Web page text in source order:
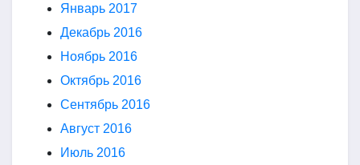
Январь 2017
Декабрь 2016
Ноябрь 2016
Октябрь 2016
Сентябрь 2016
Август 2016
Июль 2016